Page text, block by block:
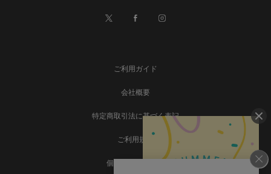
ご利用ガイド
会社概要
特定商取引法に基づく表記
ご利用規約
個人情報保護方針